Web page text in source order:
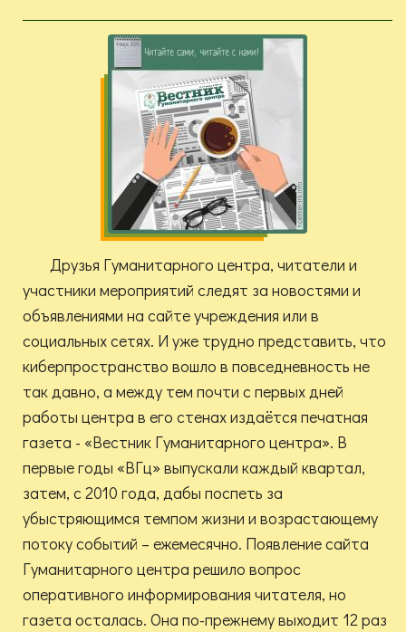
Друзья Гуманитарного центра, читатели и
участники мероприятий следят за новостями и
объявлениями на сайте учреждения или в
социальных сетях. И уже трудно представить, что
киберпространство вошло в повседневность не
так давно, а между тем почти с первых дней
работы центра в его стенах издаётся печатная
газета - «Вестник Гуманитарного центра». В
первые годы «ВГц» выпускали каждый квартал,
затем, с 2010 года, дабы поспеть за
убыстряющимся темпом жизни и возрастающему
потоку событий – ежемесячно. Появление сайта
Гуманитарного центра решило вопрос
оперативного информирования читателя, но
газета осталась. Она по-прежнему выходит 12 раз